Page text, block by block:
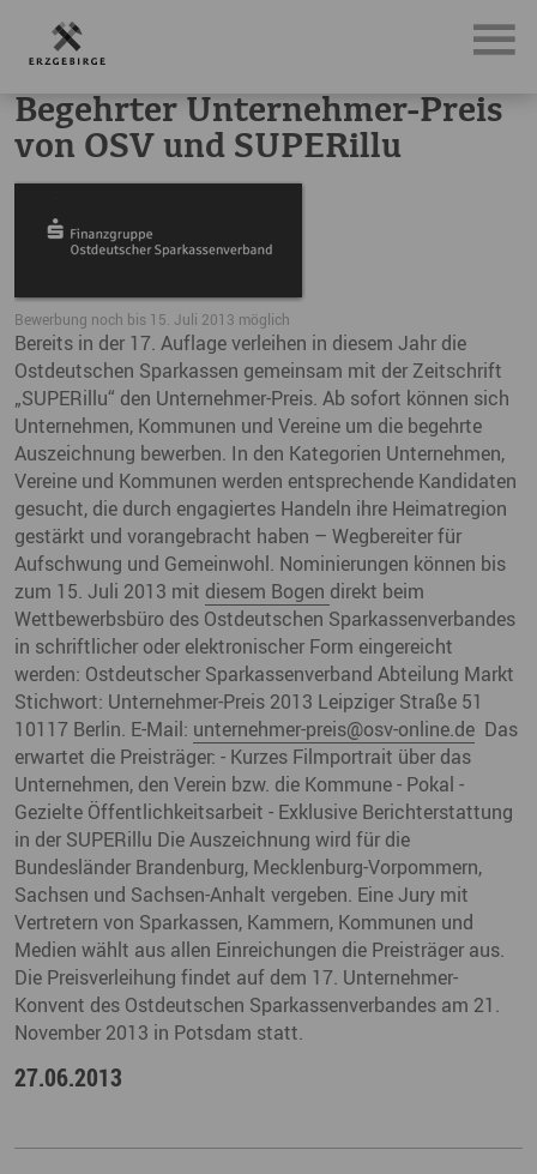
News, Neuigkeiten & Nachrichten aus dem Erzgebirge
Begehrter Unternehmer-Preis
von OSV und SUPERillu
Bewerbung noch bis 15. Juli 2013 möglich
Bereits in der 17. Auflage verleihen in diesem Jahr die
Ostdeutschen Sparkassen gemeinsam mit der Zeitschrift
„SUPERillu“ den Unternehmer-Preis. Ab sofort können sich
Unternehmen, Kommunen und Vereine um die begehrte
Auszeichnung bewerben. In den Kategorien Unternehmen,
Vereine und Kommunen werden entsprechende Kandidaten
gesucht, die durch engagiertes Handeln ihre Heimatregion
gestärkt und vorangebracht haben – Wegbereiter für
Aufschwung und Gemeinwohl. Nominierungen können bis
zum 15. Juli 2013 mit diesem Bogen direkt beim
Wettbewerbsbüro des Ostdeutschen Sparkassenverbandes
in schriftlicher oder elektronischer Form eingereicht
werden: Ostdeutscher Sparkassenverband Abteilung Markt
Stichwort: Unternehmer-Preis 2013 Leipziger Straße 51
10117 Berlin. E-Mail: unternehmer-preis@osv-online.de Das
erwartet die Preisträger: - Kurzes Filmportrait über das
Unternehmen, den Verein bzw. die Kommune - Pokal -
Gezielte Öffentlichkeitsarbeit - Exklusive Berichterstattung
in der SUPERillu Die Auszeichnung wird für die
Bundesländer Brandenburg, Mecklenburg-Vorpommern,
Sachsen und Sachsen-Anhalt vergeben. Eine Jury mit
Vertretern von Sparkassen, Kammern, Kommunen und
Medien wählt aus allen Einreichungen die Preisträger aus.
Die Preisverleihung findet auf dem 17. Unternehmer-
Konvent des Ostdeutschen Sparkassenverbandes am 21.
November 2013 in Potsdam statt.
27.06.2013